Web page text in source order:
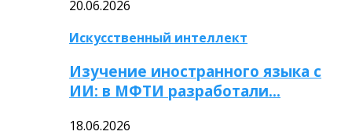
20.06.2026
Искусственный интеллект
Изучение иностранного языка с
ИИ: в МФТИ разработали…
18.06.2026